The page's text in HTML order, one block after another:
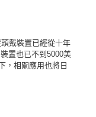
戴裝置已經從十年
置也已不到5000美
，相關應用也將日